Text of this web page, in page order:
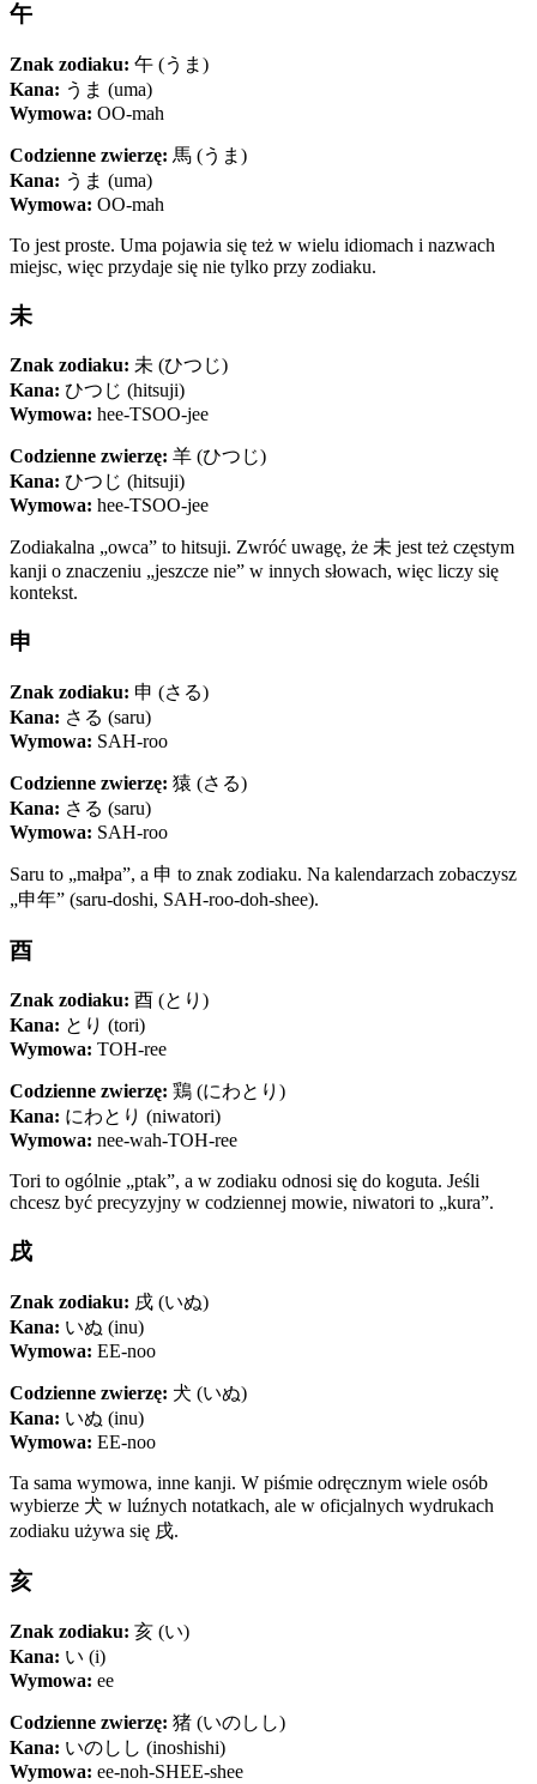
午
Znak zodiaku: 午 (うま)
Kana: うま (uma)
Wymowa: OO-mah
Codzienne zwierzę: 馬 (うま)
Kana: うま (uma)
Wymowa: OO-mah
To jest proste. Uma pojawia się też w wielu idiomach i nazwach
miejsc, więc przydaje się nie tylko przy zodiaku.
未
Znak zodiaku: 未 (ひつじ)
Kana: ひつじ (hitsuji)
Wymowa: hee-TSOO-jee
Codzienne zwierzę: 羊 (ひつじ)
Kana: ひつじ (hitsuji)
Wymowa: hee-TSOO-jee
Zodiakalna „owca” to hitsuji. Zwróć uwagę, że 未 jest też częstym
kanji o znaczeniu „jeszcze nie” w innych słowach, więc liczy się
kontekst.
申
Znak zodiaku: 申 (さる)
Kana: さる (saru)
Wymowa: SAH-roo
Codzienne zwierzę: 猿 (さる)
Kana: さる (saru)
Wymowa: SAH-roo
Saru to „małpa”, a 申 to znak zodiaku. Na kalendarzach zobaczysz
„申年” (saru-doshi, SAH-roo-doh-shee).
酉
Znak zodiaku: 酉 (とり)
Kana: とり (tori)
Wymowa: TOH-ree
Codzienne zwierzę: 鶏 (にわとり)
Kana: にわとり (niwatori)
Wymowa: nee-wah-TOH-ree
Tori to ogólnie „ptak”, a w zodiaku odnosi się do koguta. Jeśli
chcesz być precyzyjny w codziennej mowie, niwatori to „kura”.
戌
Znak zodiaku: 戌 (いぬ)
Kana: いぬ (inu)
Wymowa: EE-noo
Codzienne zwierzę: 犬 (いぬ)
Kana: いぬ (inu)
Wymowa: EE-noo
Ta sama wymowa, inne kanji. W piśmie odręcznym wiele osób
wybierze 犬 w luźnych notatkach, ale w oficjalnych wydrukach
zodiaku używa się 戌.
亥
Znak zodiaku: 亥 (い)
Kana: い (i)
Wymowa: ee
Codzienne zwierzę: 猪 (いのしし)
Kana: いのしし (inoshishi)
Wymowa: ee-noh-SHEE-shee